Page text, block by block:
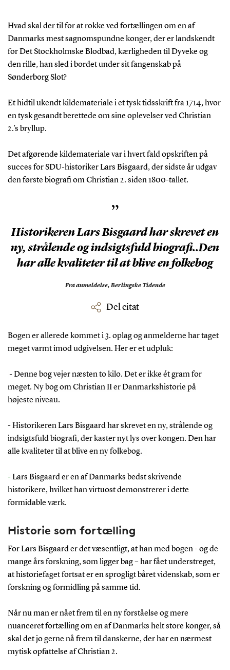
Hvad skal der til for at rokke ved fortællingen om en af
Danmarks mest sagnomspundne konger, der er landskendt
for Det Stockholmske Blodbad, kærligheden til Dyveke og
den rille, han sled i bordet under sit fangenskab på
Sønderborg Slot?
Et hidtil ukendt kildemateriale i et tysk tidsskrift fra 1714, hvor
en tysk gesandt berettede om sine oplevelser ved Christian
2.’s bryllup.
Det afgørende kildemateriale var i hvert fald opskriften på
succes for SDU-historiker Lars Bisgaard, der sidste år udgav
den første biografi om Christian 2. siden 1800-tallet.
”
Historikeren Lars Bisgaard har skrevet en
ny, strålende og indsigtsfuld biografi..Den
har alle kvaliteter til at blive en folkebog
Fra anmeldelse,Berlingske Tidende
Del citat
Bogen er allerede kommet i 3. oplag og anmelderne har taget
meget varmt imod udgivelsen. Her er et udpluk:
- Denne bog vejer næsten to kilo. Det er ikke ét gram for
meget. Ny bog om Christian II er Danmarkshistorie på
højeste niveau.
-Historikeren Lars Bisgaard har skrevet en ny, strålende og
indsigtsfuld biografi, der kaster nyt lys over kongen. Den har
alle kvaliteter til at blive en ny folkebog.
-Lars Bisgaard er en af Danmarks bedst skrivende
historikere, hvilket han virtuost demonstrerer i dette
formidable værk.
Historie som fortælling
For Lars Bisgaard er det væsentligt, at han med bogen - og de
mange års forskning, som ligger bag – har fået understreget,
at historiefaget fortsat er en sprogligt båret videnskab, som er
forskning og formidling på samme tid.
Når nu man er nået frem til en ny forståelse og mere
nuanceret fortælling om en af Danmarks helt store konger, så
skal det jo gerne nå frem til danskerne, der har en nærmest
mytisk opfattelse af Christian 2.